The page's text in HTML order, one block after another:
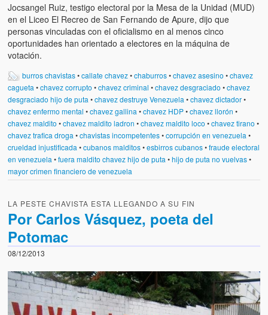
Jocsangel Ruiz, testigo electoral por la Mesa de la Unidad (MUD)
en el Liceo El Recreo de San Fernando de Apure, dijo que
personas vinculadas con el oficialismo en al menos cinco
oportunidades han orientado a electores en la máquina de
votación.
burros chavistas•callate chavez•chaburros•chavez asesino •chavez
cagueta •chavez corrupto •chavez criminal •chavez desgraciado •chavez
desgraciado hijo de puta •chavez destruye Venezuela •chavez dictador•
chavez enfermo mental •chavez gallina •chavez HDP•chavez llorón •
chavez maldito •chavez maldito ladron •chavez maldito loco •chavez tirano •
chavez trafica droga •chavistas incompetentes•corrupción en venezuela •
crueldad injustificada •cubanos malditos•esbirros cubanos•fraude electoral
en venezuela •fuera maldito chavez hijo de puta •hijo de puta no vuelvas•
mayor crimen financiero de venezuela
LA PESTE CHAVISTA ESTA LLEGANDO A SU FIN
Por Carlos Vásquez, poeta del
Potomac
08/12/2013